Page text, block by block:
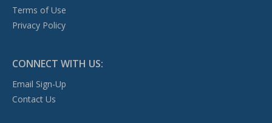
Terms of Use
Privacy Policy
CONNECT WITH US:
Email Sign-Up
Contact Us